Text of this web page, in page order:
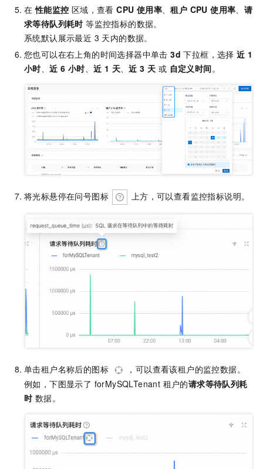
在性能监控 区域，查看CPU 使用率、租户 CPU 使用率、 请
求等待队列耗时 等监控指标的数据。
系统默认展示最近 3 天内的数据。
您也可以在右上角的时间选择器中单击3d 下拉框，选择近 1
小时、近 6 小时、近 1 天、近 3 天 或 自定义时间。
将光标悬停在问号图标 上方，可以查看监控指标说明。
单击租户名称后的图标
，可以查看该租户的监控数据。
例如，下图显示了 forMySQLTenant 租户的请求等待队列耗
时 数据。